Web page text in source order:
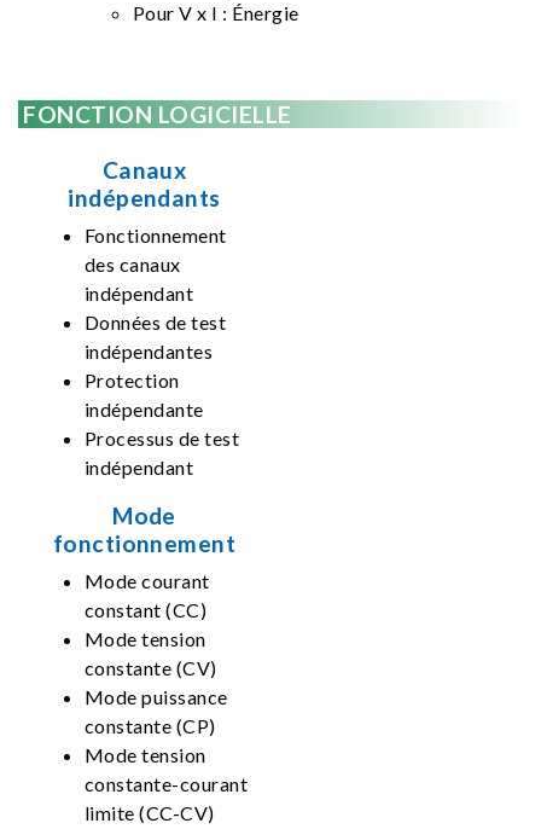
Pour V x I : Énergie
FONCTION LOGICIELLE
Canaux
indépendants
Fonctionnement
des canaux
indépendant
Données de test
indépendantes
Protection
indépendante
Processus de test
indépendant
Mode
fonctionnement
Mode courant
constant (CC)
Mode tension
constante (CV)
Mode puissance
constante (CP)
Mode tension
constante-courant
limite (CC-CV)